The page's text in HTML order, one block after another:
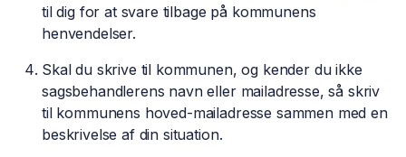
til dig for at svare tilbage på kommunens
henvendelser.
Skal du skrive til kommunen, og kender du ikke
sagsbehandlerens navn eller mailadresse, så skriv
til kommunens hoved-mailadresse sammen med en
beskrivelse af din situation.